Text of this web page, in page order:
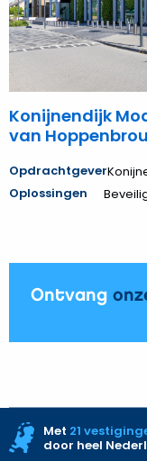
van
Hoppenbrouwers
Konijnendijk
van
Opdrachtgever
Oplossingen
Ontvang
Site
Met 21
door heel